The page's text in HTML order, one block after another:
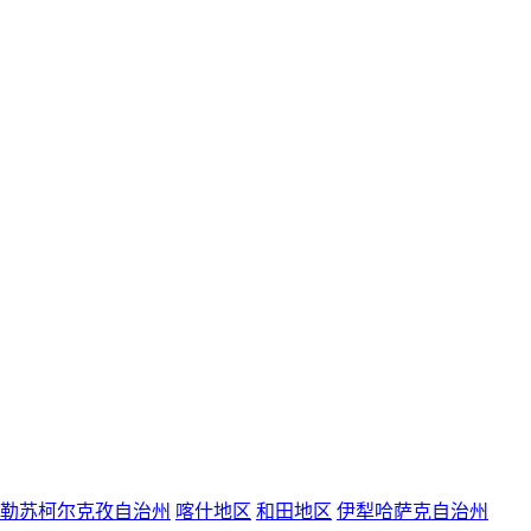
苏柯尔克孜自治州 喀什地区 和田地区 伊犁哈萨克自治州